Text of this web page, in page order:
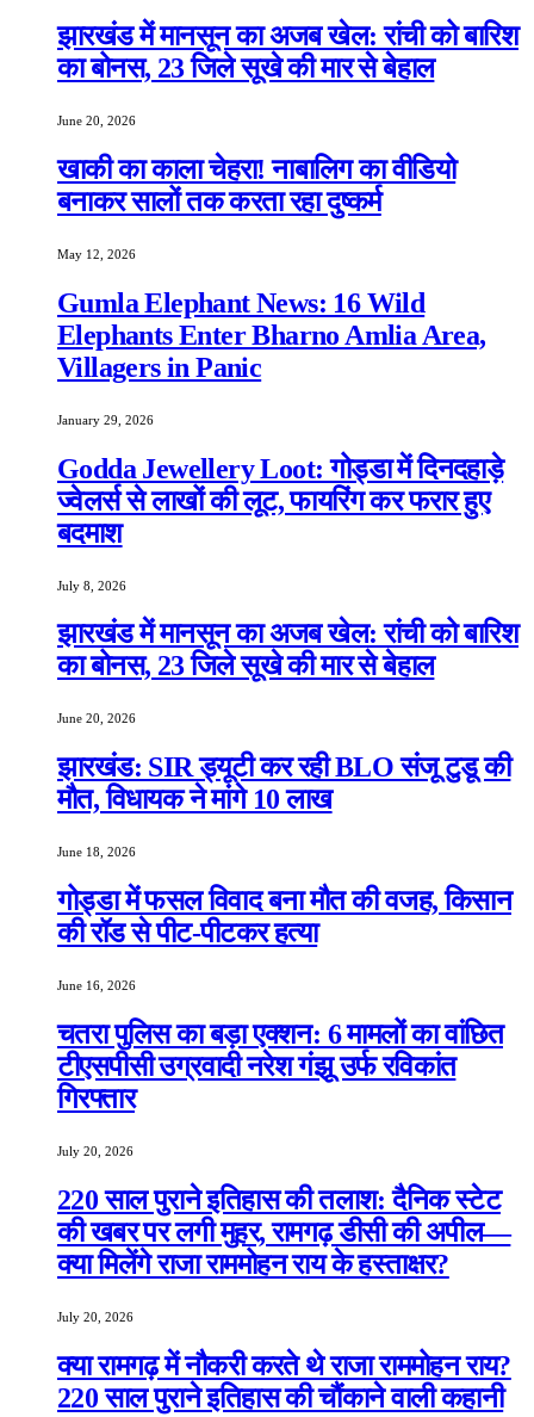
झारखंड में मानसून का अजब खेल: रांची को बारिश
का बोनस, 23 जिले सूखे की मार से बेहाल
June 20, 2026
खाकी का काला चेहरा! नाबालिग का वीडियो
बनाकर सालों तक करता रहा दुष्कर्म
May 12, 2026
Gumla Elephant News: 16 Wild
Elephants Enter Bharno Amlia Area,
Villagers in Panic
January 29, 2026
Godda Jewellery Loot: गोड्डा में दिनदहाड़े
ज्वेलर्स से लाखों की लूट, फायरिंग कर फरार हुए
बदमाश
July 8, 2026
झारखंड में मानसून का अजब खेल: रांची को बारिश
का बोनस, 23 जिले सूखे की मार से बेहाल
June 20, 2026
झारखंड: SIR ड्यूटी कर रही BLO संजू टुडू की
मौत, विधायक ने मांगे 10 लाख
June 18, 2026
गोड्डा में फसल विवाद बना मौत की वजह, किसान
की रॉड से पीट-पीटकर हत्या
June 16, 2026
चतरा पुलिस का बड़ा एक्शन: 6 मामलों का वांछित
टीएसपीसी उग्रवादी नरेश गंझू उर्फ रविकांत
गिरफ्तार
July 20, 2026
220 साल पुराने इतिहास की तलाश: दैनिक स्टेट
की खबर पर लगी मुहर, रामगढ़ डीसी की अपील—
क्या मिलेंगे राजा राममोहन राय के हस्ताक्षर?
July 20, 2026
क्या रामगढ़ में नौकरी करते थे राजा राममोहन राय?
220 साल पुराने इतिहास की चौंकाने वाली कहानी